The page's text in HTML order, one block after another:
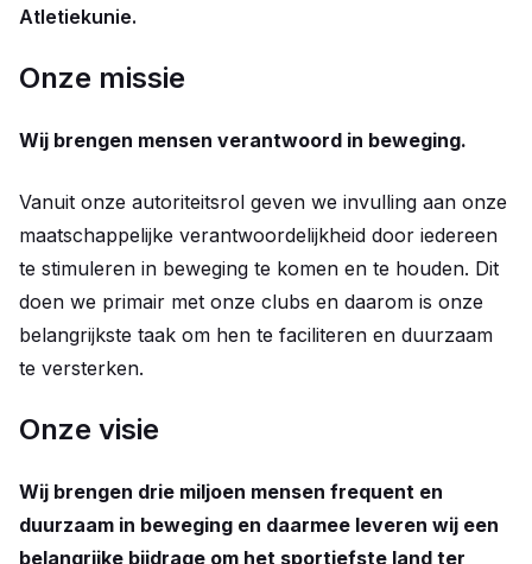
Atletiekunie.
Onze missie
Wij brengen mensen verantwoord in beweging.
Vanuit onze autoriteitsrol geven we invulling aan onze
maatschappelijke verantwoordelijkheid door iedereen
te stimuleren in beweging te komen en te houden. Dit
doen we primair met onze clubs en daarom is onze
belangrijkste taak om hen te faciliteren en duurzaam
te versterken.
Onze visie
Wij brengen drie miljoen mensen frequent en
duurzaam in beweging en daarmee leveren wij een
belangrijke bijdrage om het sportiefste land ter